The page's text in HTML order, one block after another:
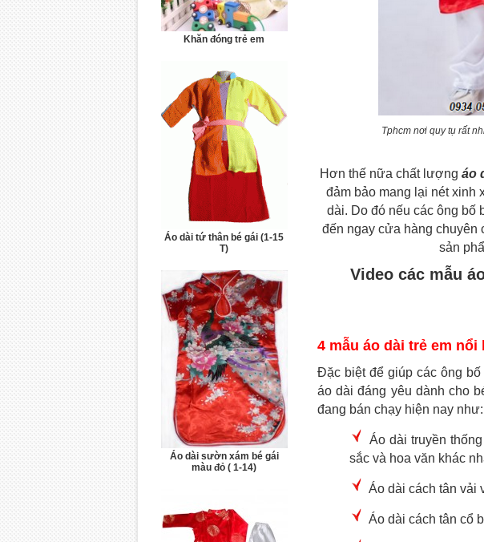
Tphcm nơi quy tụ rất
Hơn thế nữa chất lượng áo
đảm bảo mang lại nét xinh
dài. Do đó nếu các ông bố
đến ngay cửa hàng chuyên
sản
Video các mẫu
4 mẫu áo dài trẻ em nổi
Đặc biệt để giúp các ông
áo dài đáng yêu dành cho
đang bán chạy hiện nay như:
Áo dài truyền
sắc và hoa văn khác
Áo dài cách tân vải
Áo dài cách tân cổ
Khăn đóng trẻ em
Áo dài tứ thân bé gái (1-15
T)
Áo dài sườn xám bé gái
màu đỏ ( 1-14)